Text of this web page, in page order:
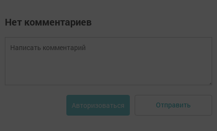
Нет комментариев
Авторизоваться Отправить